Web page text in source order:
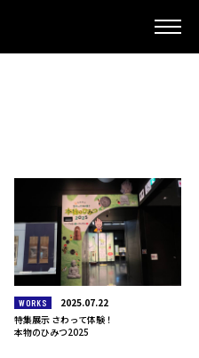
WORKS
2025.07.22
特集展示 さわって体験！
本物のひみつ2025